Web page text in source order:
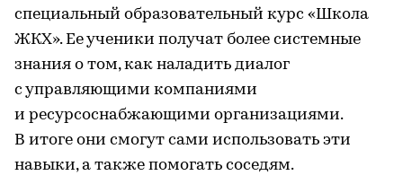
специальный образовательный курс «Школа
ЖКХ». Ее ученики получат более системные
знания о том, как наладить диалог
с управляющими компаниями
и ресурсоснабжающими организациями.
В итоге они смогут сами использовать эти
навыки, а также помогать соседям.